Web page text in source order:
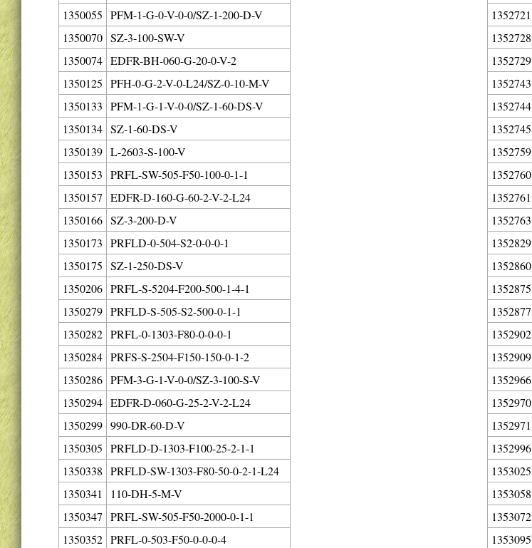
1350055 PFM-1-G-0-V-0-0/SZ-1-200-D-V
1350070 SZ-3-100-SW-V
1350074 EDFR-BH-060-G-20-0-V-2
1350125 PFH-0-G-2-V-0-L24/SZ-0-10-M-V
1350133 PFM-1-G-1-V-0-0/SZ-1-60-DS-V
1350134 SZ-1-60-DS-V
1350139 L-2603-S-100-V
1350153 PRFL-SW-505-F50-100-0-1-1
1350157 EDFR-D-160-G-60-2-V-2-L24
1350166 SZ-3-200-D-V
1350173 PRFLD-0-504-S2-0-0-0-1
1350175 SZ-1-250-DS-V
1350206 PRFL-S-5204-F200-500-1-4-1
1350279 PRFLD-S-505-S2-500-0-1-1
1350282 PRFL-0-1303-F80-0-0-0-1
1350284 PRFS-S-2504-F150-150-0-1-2
1350286 PFM-3-G-1-V-0-0/SZ-3-100-S-V
1350294 EDFR-D-060-G-25-2-V-2-L24
1350299 990-DR-60-D-V
1350305 PRFLD-D-1303-F100-25-2-1-1
1350338 PRFLD-SW-1303-F80-50-0-2-1-L24
1350341
110-DH-5-M-V
1350347 PRFL-SW-505-F50-2000-0-1-1
1350352 PRFL-0-503-F50-0-0-0-4
1352721
1352728
1352729
1352743
1352744
1352745
1352759
1352760
1352761
1352763
1352829
1352860
1352875
1352877
1352902
1352909
1352966
1352970
1352971
1352996
1353025
1353058
1353072
1353095